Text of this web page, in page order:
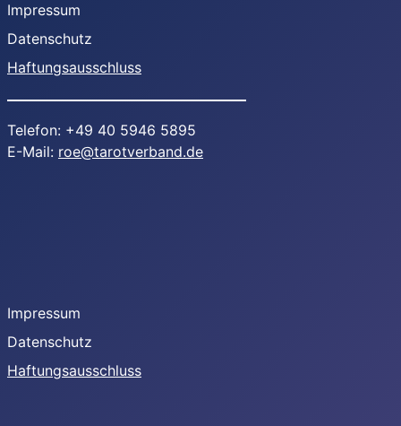
Impressum
Datenschutz
Haftungsausschluss
Telefon: +49 40 5946 5895
E-Mail: roe@tarotverband.de
Impressum
Datenschutz
Haftungsausschluss